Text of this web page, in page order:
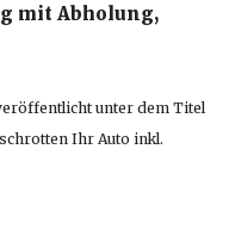
mit Abholung,
unter dem Titel
Ihr Auto inkl.